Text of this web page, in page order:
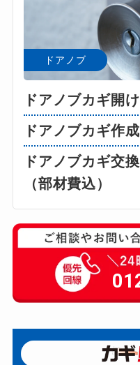
ドアノブ
ドアノブカギ開け
ドアノブカギ作成
ドアノブカギ交換
（部材費込）